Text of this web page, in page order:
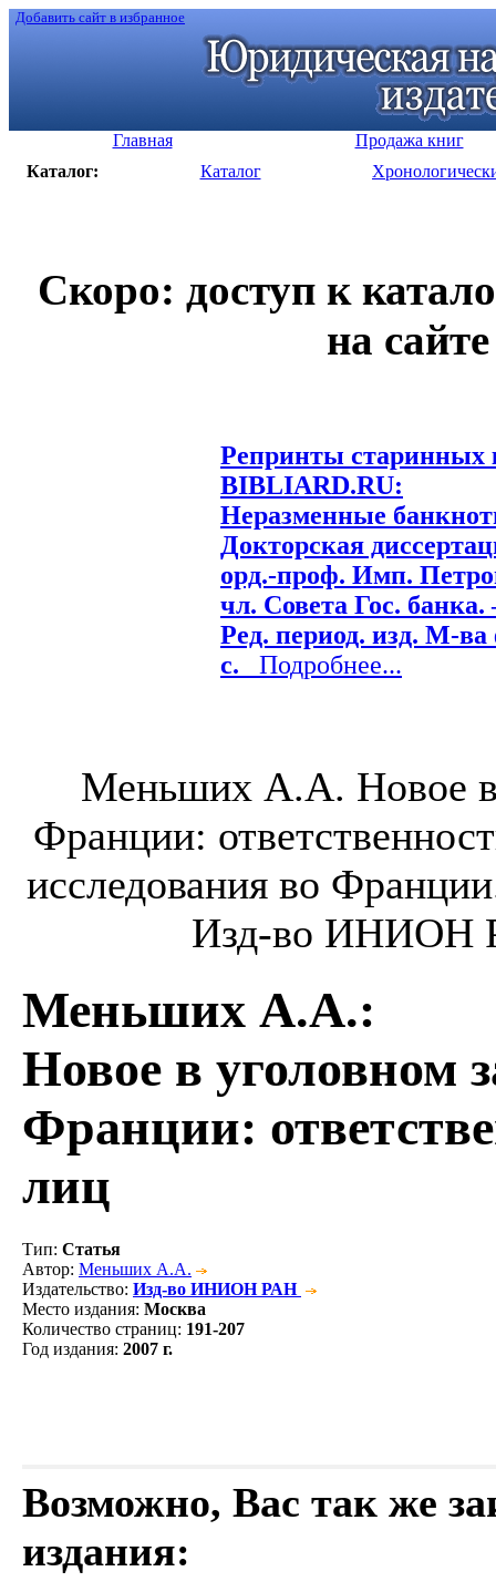
Добавить сайт в избранное
Главная
Продажа книг
Каталог:
Каталог
Скоро: доступ к
на
Репринты старинных
BIBLIARD.RU:
Неразменные
Докторская
орд.-проф. Имп.
чл. Совета Гос.
Ред. период. изд. М-ва
с. Подробнее...
Меньших А.А. Новое в
Франции:
исследования во
Изд-во ИНИОН
Меньших А.А.:
Новое в уголовном
Франции:
лиц
Тип: Статья
Автор: Меньших А.А.
Издательство: Изд-во ИНИОН РАН
Место издания: Москва
Количество страниц: 191-207
Год издания: 2007 г.
Возможно, Вас так же
издания: